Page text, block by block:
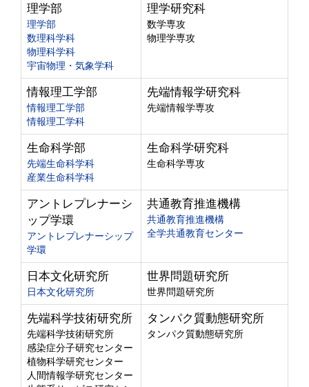
理学部
理学部
数理科学科
物理科学科
宇宙物理・気象学科
理学研究科
数学専攻
物理学専攻
情報理工学部
情報理工学部
情報理工学科
先端情報学研究科
先端情報学専攻
生命科学部
先端生命科学科
産業生命科学科
生命科学研究科
生命科学専攻
アントレプレナーシ
ップ学環
アントレプレナーシップ
学環
共通教育推進機構
共通教育推進機構
全学共通教育センター
日本文化研究所
日本文化研究所
世界問題研究所
世界問題研究所
先端科学技術研究所
先端科学技術研究所
感染症分子研究センター
植物科学研究センター
人間情報学研究センター
タンパク質動態研究所
タンパク質動態研究所